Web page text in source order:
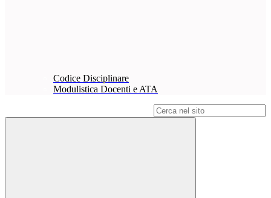
Codice Disciplinare
Modulistica Docenti e ATA